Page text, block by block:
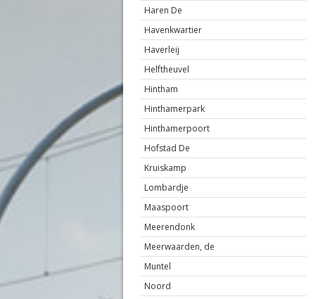
Haren De
Havenkwartier
Haverleij
Helftheuvel
Hintham
Hinthamerpark
Hinthamerpoort
Hofstad De
Kruiskamp
Lombardje
Maaspoort
Meerendonk
Meerwaarden, de
Muntel
Noord